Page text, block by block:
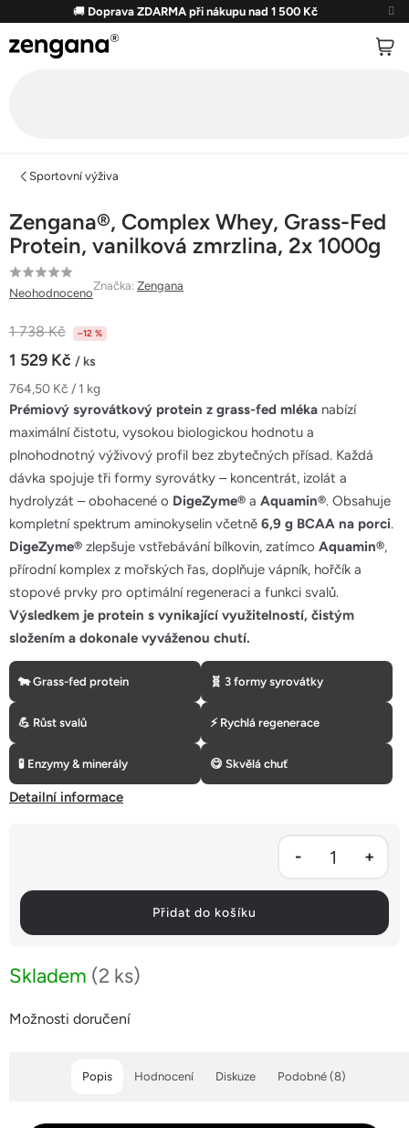
obsah
🚚 Doprava ZDARMA při nákupu nad 1 500 Kč
Sportovní výživa
Zengana®, Complex Whey, Grass-Fed
Protein, vanilková zmrzlina, 2x 1000g
Průměrné
hodnocení
produktu
0,0
z
5
hvězdiček.
Neohodnoceno
Značka: Zengana
1 738 Kč –12 %
1 529 Kč / ks
Měrná
cena:
764,50 Kč / 1 kg
Skladem (2 ks)
Možnosti doručení
Přidat do košíku
Prémiový syrovátkový protein z grass-fed mléka nabízí
maximální čistotu, vysokou biologickou hodnotu a
plnohodnotný výživový profil bez zbytečných přísad. Každá
dávka spojuje tři formy syrovátky – koncentrát, izolát a
hydrolyzát – obohacené o DigeZyme® a Aquamin®. Obsahuje
kompletní spektrum aminokyselin včetně 6,9 g BCAA na porci.
DigeZyme® zlepšuje vstřebávání bílkovin, zatímco Aquamin®,
přírodní komplex z mořských řas, doplňuje vápník, hořčík a
stopové prvky pro optimální regeneraci a funkci svalů.
Výsledkem je protein s vynikající využitelností, čistým
složením a dokonale vyváženou chutí.
🐄 Grass-fed protein 🧬 3 formy syrovátky
💪 Růst svalů ⚡ Rychlá regenerace
🧪 Enzymy & minerály 😋 Skvělá chuť
Detailní informace
Popis Podobné (8)
Hodnocení Diskuze